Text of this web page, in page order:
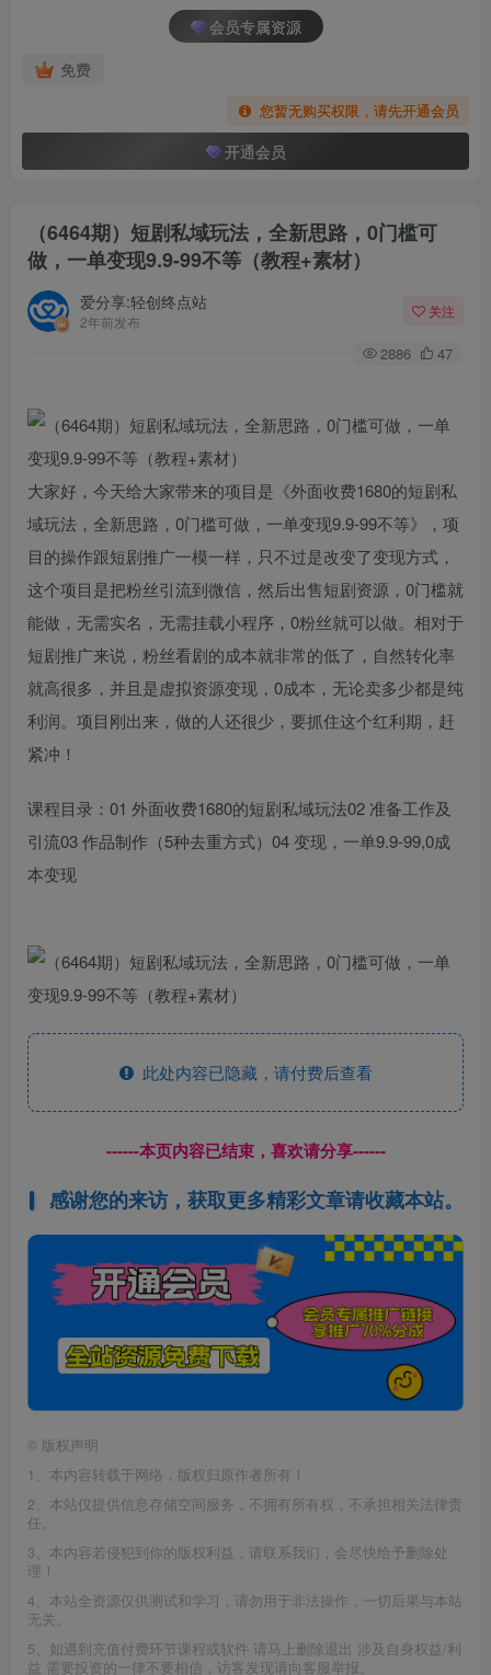
会员专属资源
免费
您暂无购买权限，请先开通会员
开通会员
（6464期）短剧私域玩法，全新思路，0门槛可
做，一单变现9.9-99不等（教程+素材）
爱分享:轻创终点站
2年前发布
关注
2886 47
大家好，今天给大家带来的项目是《外面收费1680的短剧私
域玩法，全新思路，0门槛可做，一单变现9.9-99不等》，项
目的操作跟短剧推广一模一样，只不过是改变了变现方式，
这个项目是把粉丝引流到微信，然后出售短剧资源，0门槛就
能做，无需实名，无需挂载小程序，0粉丝就可以做。相对于
短剧推广来说，粉丝看剧的成本就非常的低了，自然转化率
就高很多，并且是虚拟资源变现，0成本，无论卖多少都是纯
利润。项目刚出来，做的人还很少，要抓住这个红利期，赶
紧冲！
课程目录：01 外面收费1680的短剧私域玩法02 准备工作及
引流03 作品制作（5种去重方式）04 变现，一单9.9-99,0成
本变现
此处内容已隐藏，请付费后查看
------本页内容已结束，喜欢请分享------
感谢您的来访，获取更多精彩文章请收藏本站。
© 版权声明
1、本内容转载于网络，版权归原作者所有！
2、本站仅提供信息存储空间服务，不拥有所有权，不承担相关法律责
任。
3、本内容若侵犯到你的版权利益，请联系我们，会尽快给予删除处
理！
4、本站全资源仅供测试和学习，请勿用于非法操作，一切后果与本站
无关。
5、如遇到充值付费环节课程或软件 请马上删除退出 涉及自身权益/利
益 需要投资的一律不要相信，访客发现请向客服举报。